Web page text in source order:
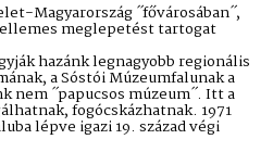
Magyarország ˝fővárosában˝,
meglepetést tartogat
hazánk legnagyobb regionális
a Sóstói Múzeumfalunak a
nem ˝papucsos múzeum˝. Itt a
fogócskázhatnak. 1971
lépve igazi 19. század végi